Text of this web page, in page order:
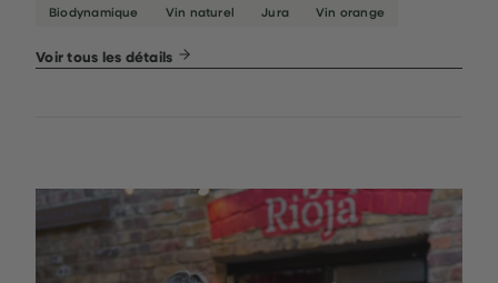
Biodynamique Vin naturel Jura Vin orange
Voir tous les détails